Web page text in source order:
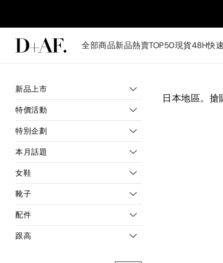
全部商品新品熱賣TOP50現貨48H快
新品上市
特價活動
特別企劃
本月話題
女鞋
靴子
配件
跟高
日本地區。搶